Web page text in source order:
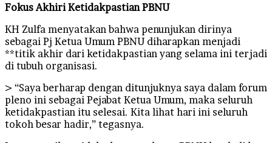
Fokus Akhiri Ketidakpastian PBNU
KH Zulfa menyatakan bahwa penunjukan dirinya
sebagai Pj Ketua Umum PBNU diharapkan menjadi
**titik akhir dari ketidakpastian yang selama ini terjadi
di tubuh organisasi.
> “Saya berharap dengan ditunjuknya saya dalam forum
pleno ini sebagai Pejabat Ketua Umum, maka seluruh
ketidakpastian itu selesai. Kita lihat hari ini seluruh
tokoh besar hadir,” tegasnya.